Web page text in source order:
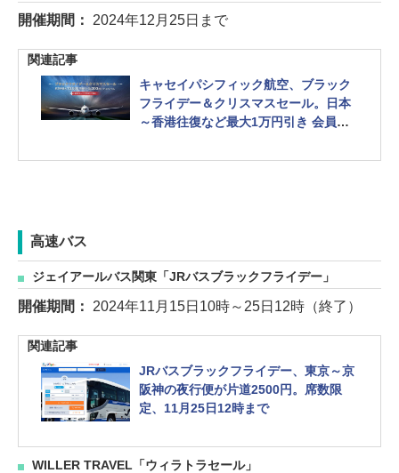
開催期間： 2024年12月25日まで
関連記事
キャセイパシフィック航空、ブラック
フライデー＆クリスマスセール。日本
～香港往復など最大1万円引き 会員は
高速バス
ジェイアールバス関東「JRバスブラックフライデー」
開催期間： 2024年11月15日10時～25日12時（終了）
関連記事
JRバスブラックフライデー、東京～京
阪神の夜行便が片道2500円。席数限
定、11月25日12時まで
WILLER TRAVEL「ウィラトラセール」